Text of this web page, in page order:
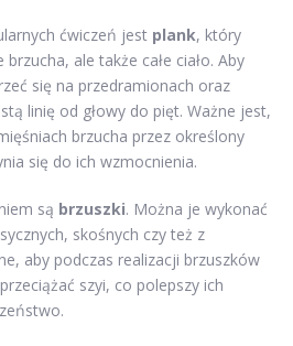
ćwiczeń jest plank, który
ale także całe ciało. Aby
się na przedramionach oraz
linię od głowy do pięt. Ważne jest,
brzucha przez określony
się do ich wzmocnienia.
są brzuszki. Można je wykonać
skośnych czy też z
aby podczas realizacji brzuszków
szyi, co polepszy ich